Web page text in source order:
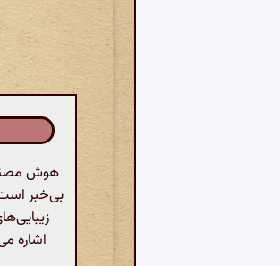
هوش
بی‌خبر است
اشاره